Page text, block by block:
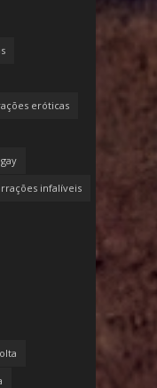
eróticas
infalíveis